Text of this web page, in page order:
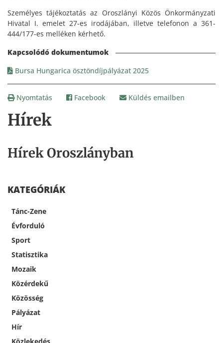
Hírek
Hírek Oroszlányban
KATEGÓRIÁK
Tánc-Zene
Évforduló
Sport
Statisztika
Mozaik
Közérdekű
Közösség
Pályázat
Hír
Személyes tájékoztatás az Oroszlányi Közös Önkormányzati
Hivatal I. emelet 27-es irodájában, illetve telefonon a 361-
444/177-es melléken kérhető.
Bursa Hungarica ösztöndíjpályázat 2025
Nyomtatás Facebook Küldés emailben